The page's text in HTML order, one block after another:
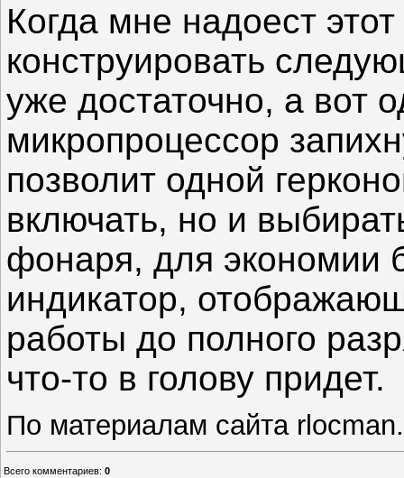
Когда мне надоест
конструировать
уже достаточно, а вот
микропроцессор
позволит одной
включать, но и
фонаря, для экономии
индикатор,
работы до полного
что-то в голову придет.
По материалам сайта
Всего комментариев: 0